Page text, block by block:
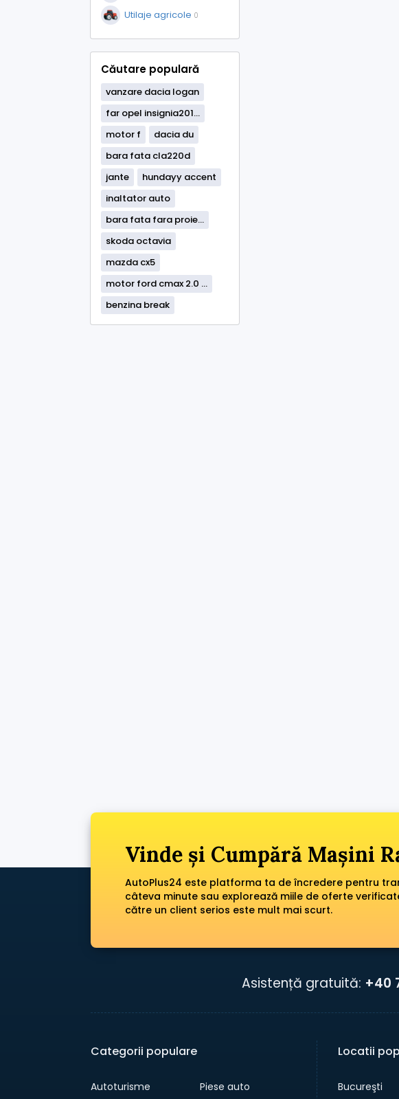
Utilaje agricole 0
Căutare populară
vanzare dacia logan
far opel insignia201...
motor f
dacia du
bara fata cla220d
jante
hundayy accent
inaltator auto
bara fata fara proie...
skoda octavia
mazda cx5
motor ford cmax 2.0 ...
benzina break
Vinde și Cumpără Mașini
AutoPlus24 este platforma ta de încredere pentru
câteva minute sau explorează miile de oferte
către un client serios este mult mai scurt.
Asistență gratuită: +40
Categorii populare
Autoturisme Piese auto
Locatii
Bucureşti